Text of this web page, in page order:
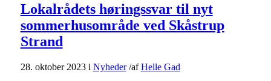
Lokalrådets høringssvar til nyt
sommerhusområde ved Skåstrup
Strand
28. oktober 2023 i Nyheder /afHelle Gad